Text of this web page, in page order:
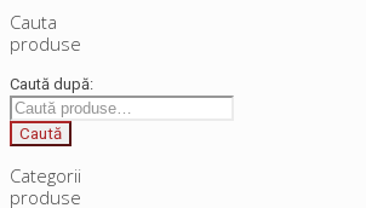
Cauta
produse
Caută după:
Caută
Categorii
produse